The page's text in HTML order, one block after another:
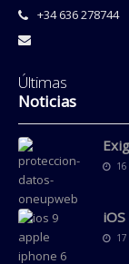
+34 636 278744
Últimas
Noticias
16
iOS
17